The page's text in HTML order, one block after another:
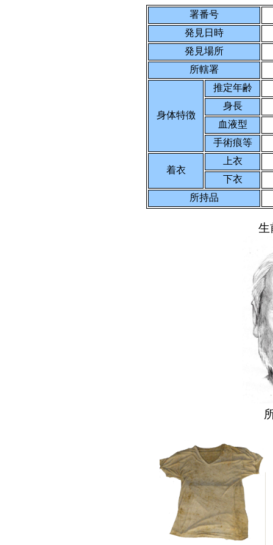
署番号
発見日時
発見場所
所轄署
身体特徴
推定年齢
身長
血液型
手術痕等
着衣
上衣
下衣
所持品
生